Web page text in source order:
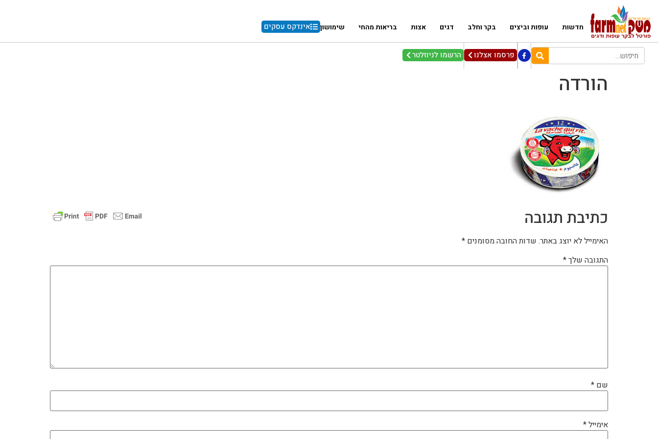
חדשות עופות וביצים בקר וחלב דגים אצות בריאות מהחי שימושון אינדקס עסקים
פרסמו אצלנו הרשמו לניוזלטר
הורדה
כתיבת תגובה
האימייל לא יוצג באתר. שדות החובה מסומנים *
התגובה שלך*
שם *
אימייל*